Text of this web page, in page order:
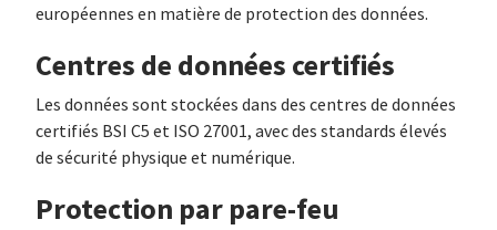
européennes en matière de protection des données.
Centres de données certifiés
Les données sont stockées dans des centres de données
certifiés BSI C5 et ISO 27001, avec des standards élevés
de sécurité physique et numérique.
Protection par pare-feu